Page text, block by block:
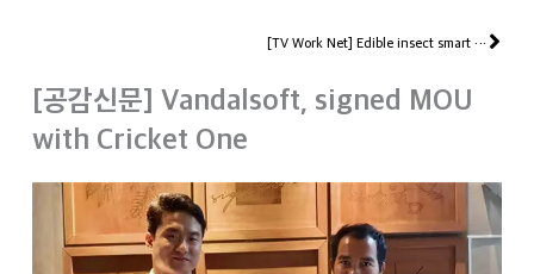
[TV Work Net] Edible insect smart farm, CEO Lee Bong Hak
[공감신문] Vandalsoft, signed MOU
with Cricket One